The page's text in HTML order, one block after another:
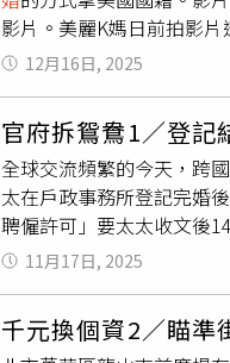
情況中的助理，也不存在
的說法也不屬實。她指出
模式，並無自掏腰包的
為事實指控。對於「所有
續在線上協作，過去與她
了最具爭議的指控，包括
進行任何違反道德或破壞
人稱她身分成謎，疑似是
還可能引發歧視與仇恨，
當不實資訊持續散播並傷
述不實指控，她已正式向
與不實資訊，許多人因擔
影片。美麗K媽日前拍影
可以成為美國公民，美麗K
民。」至於她回來台灣
「是啊，怎麼樣嗎」、「
護照和台灣健保二選一？
這種說法，像是為了利益
灣這樣嗎？」影片被網友
此爭議，美麗K媽透過社
妥當，因此已先行刪除」
12月16日, 2025
官府拆鴛鴦1／登
全球交流頻繁的今天，跨
太在戶政事務所登記完婚
聘僱許可」要太太收文後
心。11月11日搖擺不定的
這對剛新婚的新北三重
「這可不是回鄉省親或蜜
憤地說，自己在台灣工作
11月17日, 2025
千元換個資2／瞄